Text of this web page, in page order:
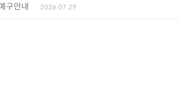
구안내 2026.07.29
상 안내 2026.07.27